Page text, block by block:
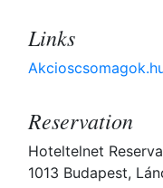
Links
Reservation
Hoteltelnet
1013 Budapest,